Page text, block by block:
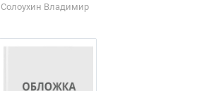
Солоухин Владимир